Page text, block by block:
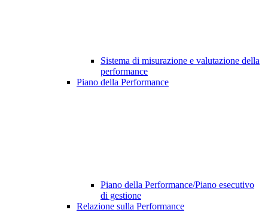
Sistema di misurazione e valutazione della
performance
Piano della Performance
Piano della Performance/Piano esecutivo
di gestione
Relazione sulla Performance